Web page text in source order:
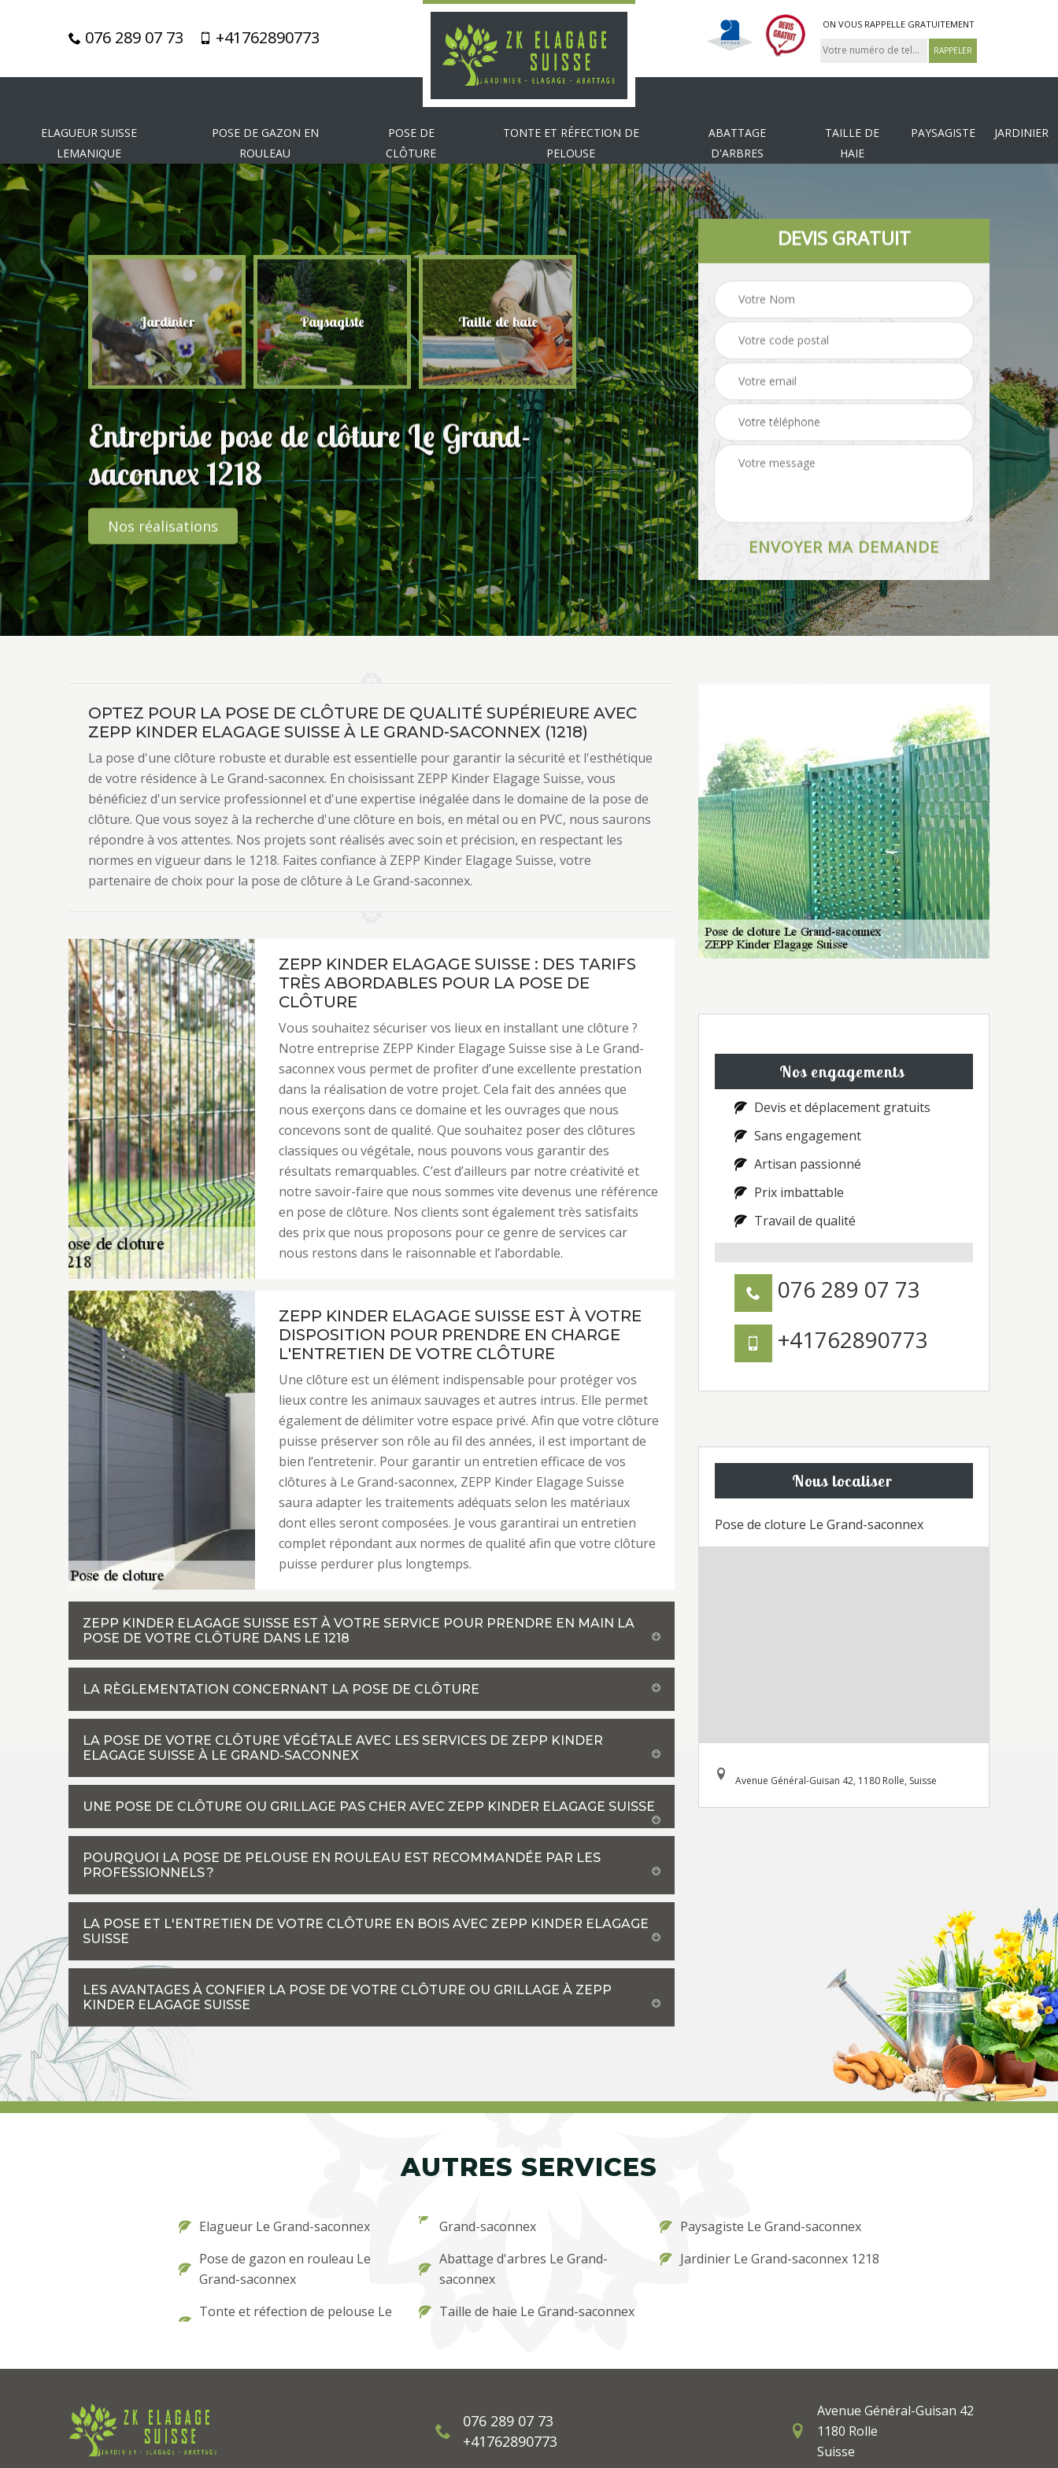
076 289 07 73 +41762890773
ON VOUS RAPPELLE GRATUITEMENT
ELAGUEUR SUISSE
LEMANIQUE
POSE DE GAZON EN
ROULEAU
POSE DE
CLÔTURE
TONTE ET RÉFECTION DE
PELOUSE
ABATTAGE
D'ARBRES
TAILLE DE
HAIE
PAYSAGISTE JARDINIER
Paysagiste Taille de haie Abattage d'arbres Tonte et réfection de
pelouse Pose de clôture Pose de gazon en
Entreprise pose de clôture Le Grand-
saconnex 1218
Nos réalisations
DEVIS GRATUIT
OPTEZ POUR LA POSE DE CLÔTURE DE QUALITÉ SUPÉRIEURE AVEC
ZEPP KINDER ELAGAGE SUISSE À LE GRAND-SACONNEX (1218)
La pose d'une clôture robuste et durable est essentielle pour garantir la sécurité et l'esthétique
de votre résidence à Le Grand-saconnex. En choisissant ZEPP Kinder Elagage Suisse, vous
bénéficiez d'un service professionnel et d'une expertise inégalée dans le domaine de la pose de
clôture. Que vous soyez à la recherche d'une clôture en bois, en métal ou en PVC, nous saurons
répondre à vos attentes. Nos projets sont réalisés avec soin et précision, en respectant les
normes en vigueur dans le 1218. Faites confiance à ZEPP Kinder Elagage Suisse, votre
partenaire de choix pour la pose de clôture à Le Grand-saconnex.
ZEPP KINDER ELAGAGE SUISSE : DES TARIFS
TRÈS ABORDABLES POUR LA POSE DE
CLÔTURE
Vous souhaitez sécuriser vos lieux en installant une clôture ?
Notre entreprise ZEPP Kinder Elagage Suisse sise à Le Grand-
saconnex vous permet de profiter d’une excellente prestation
dans la réalisation de votre projet. Cela fait des années que
nous exerçons dans ce domaine et les ouvrages que nous
concevons sont de qualité. Que souhaitez poser des clôtures
classiques ou végétale, nous pouvons vous garantir des
résultats remarquables. C’est d’ailleurs par notre créativité et
notre savoir-faire que nous sommes vite devenus une référence
en pose de clôture. Nos clients sont également très satisfaits
des prix que nous proposons pour ce genre de services car
nous restons dans le raisonnable et l’abordable.
ZEPP KINDER ELAGAGE SUISSE EST À VOTRE
DISPOSITION POUR PRENDRE EN CHARGE
L'ENTRETIEN DE VOTRE CLÔTURE
Une clôture est un élément indispensable pour protéger vos
lieux contre les animaux sauvages et autres intrus. Elle permet
également de délimiter votre espace privé. Afin que votre clôture
puisse préserver son rôle au fil des années, il est important de
bien l’entretenir. Pour garantir un entretien efficace de vos
clôtures à Le Grand-saconnex, ZEPP Kinder Elagage Suisse
saura adapter les traitements adéquats selon les matériaux
dont elles seront composées. Je vous garantirai un entretien
complet répondant aux normes de qualité afin que votre clôture
puisse perdurer plus longtemps.
ZEPP KINDER ELAGAGE SUISSE EST À VOTRE SERVICE POUR PRENDRE EN MAIN LA
POSE DE VOTRE CLÔTURE DANS LE 1218
LA RÈGLEMENTATION CONCERNANT LA POSE DE CLÔTURE
LA POSE DE VOTRE CLÔTURE VÉGÉTALE AVEC LES SERVICES DE ZEPP KINDER
ELAGAGE SUISSE À LE GRAND-SACONNEX
UNE POSE DE CLÔTURE OU GRILLAGE PAS CHER AVEC ZEPP KINDER ELAGAGE SUISSE
POURQUOI LA POSE DE PELOUSE EN ROULEAU EST RECOMMANDÉE PAR LES
PROFESSIONNELS ?
LA POSE ET L'ENTRETIEN DE VOTRE CLÔTURE EN BOIS AVEC ZEPP KINDER ELAGAGE
SUISSE
LES AVANTAGES À CONFIER LA POSE DE VOTRE CLÔTURE OU GRILLAGE À ZEPP
KINDER ELAGAGE SUISSE
Nos engagements
Devis et déplacement gratuits
Sans engagement
Artisan passionné
Prix imbattable
Travail de qualité
076 289 07 73
+41762890773
Nous localiser
Pose de cloture Le Grand-saconnex
Avenue Général-Guisan 42, 1180 Rolle, Suisse
AUTRES SERVICES
Elagueur Le Grand-saconnex
Pose de gazon en rouleau Le
Grand-saconnex
Tonte et réfection de pelouse Le
Grand-saconnex
Abattage d'arbres Le Grand-
saconnex
Taille de haie Le Grand-saconnex
Paysagiste Le Grand-saconnex
Jardinier Le Grand-saconnex 1218
076 289 07 73
+41762890773
Avenue Général-Guisan 42
1180 Rolle
Suisse